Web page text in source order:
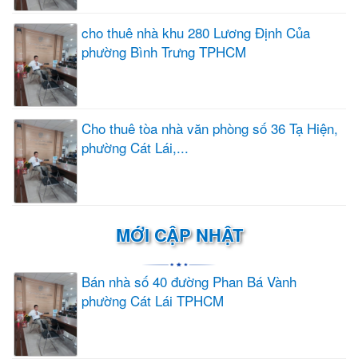
cho thuê nhà khu 280 Lương Định Của
phường Bình Trưng TPHCM
Cho thuê tòa nhà văn phòng số 36 Tạ Hiện,
phường Cát Lái,...
MỚI CẬP NHẬT
Bán nhà số 40 đường Phan Bá Vành
phường Cát Lái TPHCM